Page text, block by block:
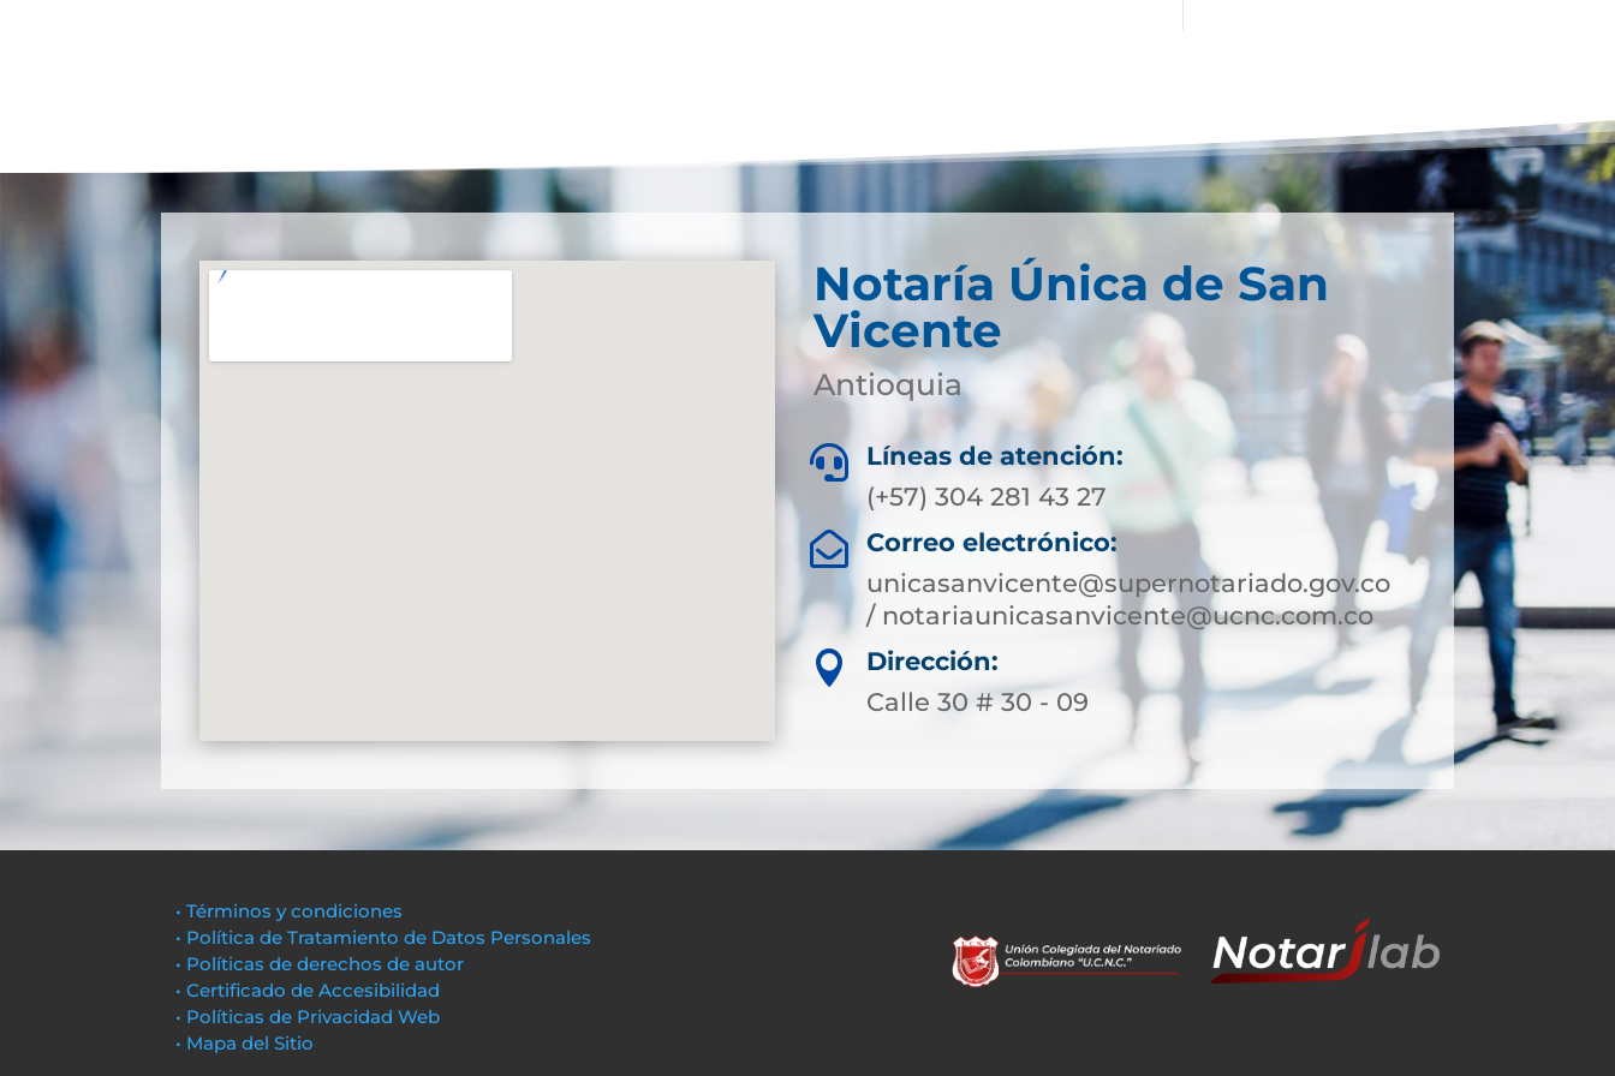
Notaría Única de San
Vicente
Antioquia

Líneas de atención:
(+57) 304 281 43 27

Correo electrónico:
unicasanvicente@supernotariado.gov.co
/ notariaunicasanvicente@ucnc.com.co

Dirección:
Calle 30 # 30 - 09
• Términos y condiciones
• Política de Tratamiento de Datos Personales
• Políticas de derechos de autor
• Certificado de Accesibilidad
• Políticas de Privacidad Web
• Mapa del Sitio